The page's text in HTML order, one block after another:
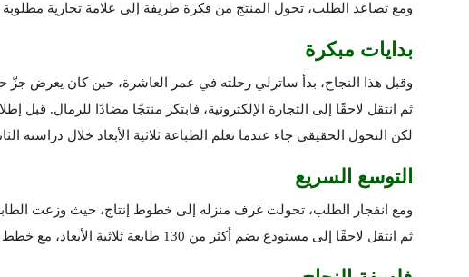
ومع تصاعد الطلب، تحول المنتج من فكرة طريفة إلى علامة تجارية
بدايات مبكرة
وقبل هذا النجاح، بدأ ساترلي رحلته في عمر العاشرة، حين كان يعرض جزّ
ثم انتقل لاحقًا إلى التجارة الإلكترونية، فابتكر منتجًا مضادًا للرمال.
لكن التحول الحقيقي جاء عندما تعلم الطباعة ثلاثية الأبعاد خلال دراسته
التوسع السريع
ومع انفجار الطلب، تحولت غرف منزله إلى خطوط إنتاج، حيث وزعت
ثم انتقل لاحقًا إلى مستودع يضم أكثر من 130 طابعة ثلاثية الأبعاد، مع خطط لإنتاج منتجات معدنية بحلول 2026.